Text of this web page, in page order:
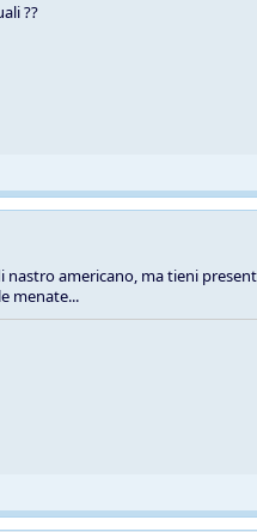
??
americano, ma tieni
menate...